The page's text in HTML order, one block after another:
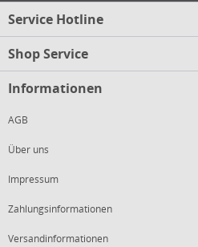
Service Hotline
Shop Service
Informationen
AGB
Über uns
Impressum
Zahlungsinformationen
Versandinformationen